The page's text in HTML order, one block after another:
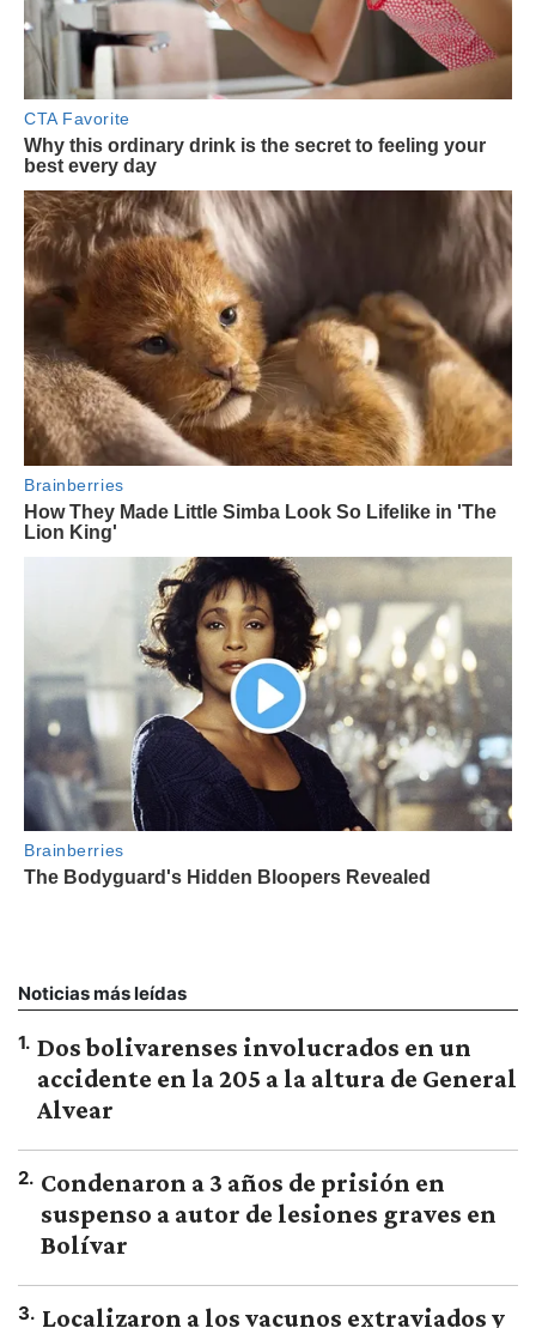
Noticias más leídas
1. Dos bolivarenses involucrados en un
accidente en la 205 a la altura de General
Alvear
2. Condenaron a 3 años de prisión en
suspenso a autor de lesiones graves en
Bolívar
3. Localizaron a los vacunos extraviados y